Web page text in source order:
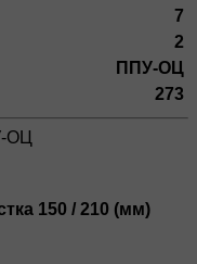
7
2
ППУ-ОЦ
273
150 / 210 (мм)